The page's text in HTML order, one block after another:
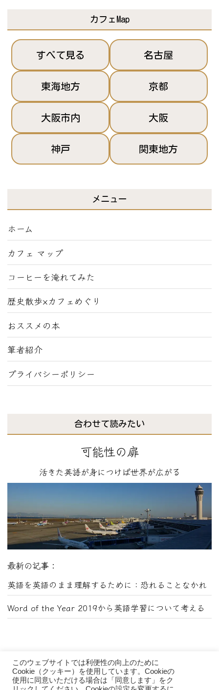
カフェMap
すべて見る 名古屋
東海地方 京都
大阪市内 大阪
神戸 関東地方
メニュー
ホーム
カフェ マップ
コーヒーを淹れてみた
歴史散歩×カフェめぐり
おススメの本
筆者紹介
プライバシーポリシー
合わせて読みたい
可能性の扉
活きた英語が身につけば世界が広がる
最新の記事：
英語を英語のまま理解するために：恐れることなかれ
Word of the Year 2019から英語学習について考える
このウェブサイトでは利便性の向上のために
Cookie（クッキー）を使用しています。Cookieの
使用に同意いただける場合は「同意します」をク